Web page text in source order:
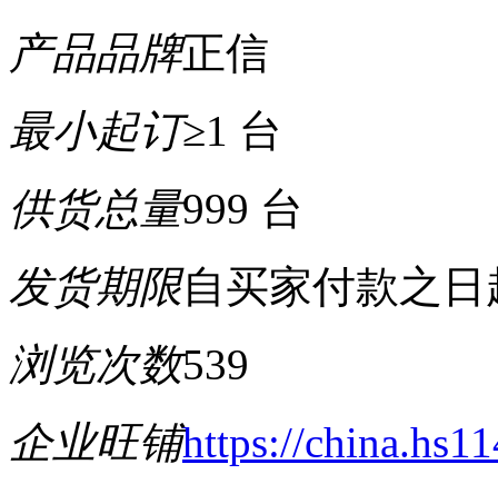
产品品牌正信
最小起订≥1 台
供货总量999 台
发货期限自买家付款之
浏览次数539
企业旺铺https://